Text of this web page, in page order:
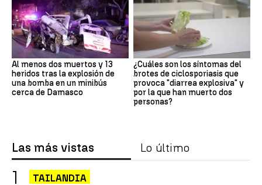
Al menos dos muertos y 13
heridos tras la explosión de
una bomba en un minibús
cerca de Damasco
¿Cuáles son los síntomas del
brotes de ciclosporiasis que
provoca "diarrea explosiva" y
por la que han muerto dos
personas?
Las más vistas Lo último
TAILANDIA